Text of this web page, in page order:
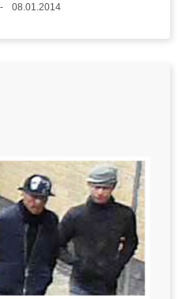
08.01.2014